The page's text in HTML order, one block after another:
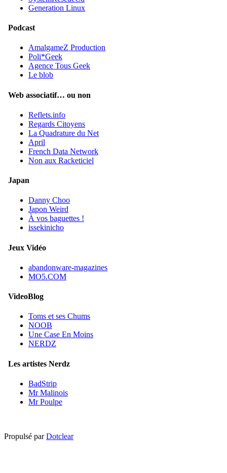
Generation Linux
Podcast
AmalgameZ Production
Poli*Geek
Agence Tous Geek
Le blob
Web associatif… ou non
Reflets.info
Regards Citoyens
La Quadrature du Net
April
French Data Network
Non aux Racketiciel
Japan
Danny Choo
Japon Weird
À vos baguettes !
issekinicho
Jeux Vidéo
abandonware-magazines
MO5.COM
VideoBlog
Toms et ses Chums
NOOB
Une Case En Moins
NERDZ
Les artistes Nerdz
BadStrip
Mr Malinois
Mr Poulpe
Propulsé parDotclear